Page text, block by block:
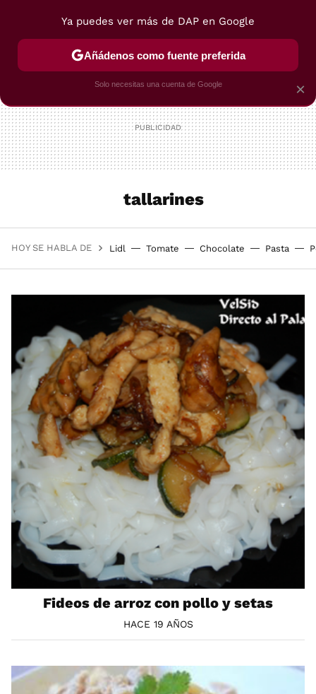
POSTRES VIAJES SELECCIÓN VEGUI
tallarines
HOY SE HABLA DE Lidl Tomate Chocolate Pasta
Fideos de arroz con pollo y setas
HACE 19 AÑOS
×
Ya puedes ver más de DAP en Google
Añádenos como fuente preferida
Solo necesitas una cuenta de Google